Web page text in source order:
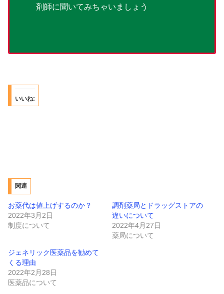
剤師に聞いてみちゃいましょう
いいね:
関連
お薬代は値上げするのか？
2022年3月2日
制度について
調剤薬局とドラッグストアの
違いについて
2022年4月27日
薬局について
ジェネリック医薬品を勧めて
くる理由
2022年2月28日
医薬品について